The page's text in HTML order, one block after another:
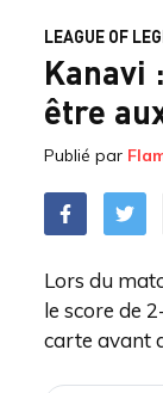
LEAGUE OF
Kanavi
être
Publié par
Lors du
le score de
carte avant